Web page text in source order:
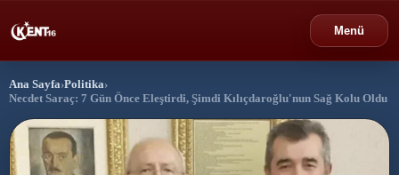
Menü
Bursa
Gündem
Ana Sayfa›Politika›
Necdet Saraç: 7 Gün Önce Eleştirdi, Şimdi Kılıçdaroğlu'nun Sağ Kolu Oldu